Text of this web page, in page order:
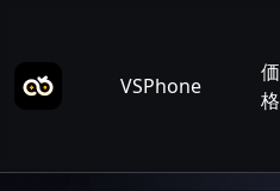
VSPhone
価
格